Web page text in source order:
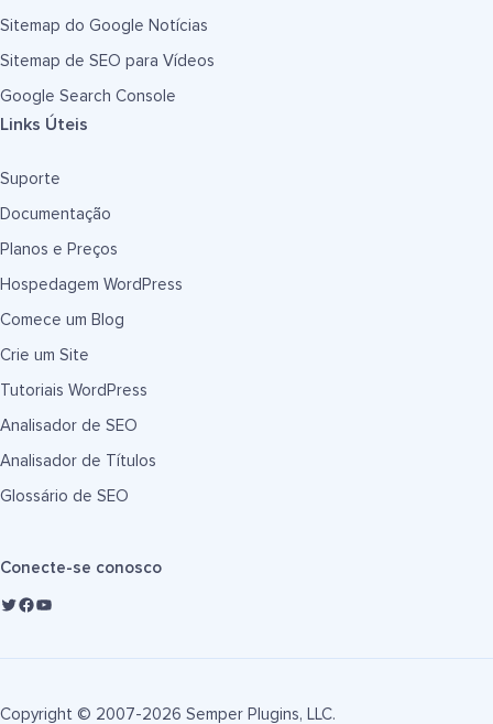
Sitemap do Google Notícias
Sitemap de SEO para Vídeos
Google Search Console
Links Úteis
Suporte
Documentação
Planos e Preços
Hospedagem WordPress
Comece um Blog
Crie um Site
Tutoriais WordPress
Analisador de SEO
Analisador de Títulos
Glossário de SEO
Conecte-se conosco
Copyright © 2007-2026 Semper Plugins, LLC.